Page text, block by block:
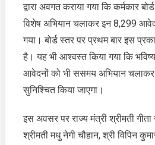
द्वारा अवगत कराया गया कि कर्मकार
विशेष अभियान चलाकर इन 8,299
गया। बोर्ड स्तर पर प्रथम बार इस
है। यह भी आश्वस्त किया गया कि
आवेदनों को भी ससमय अभियान चलाकर
सुनिश्चित किया जाएगा।
इस अवसर पर राज्य मंत्री श्रीमती
श्रीमती मधु नेगी चौहान, श्री विपिन